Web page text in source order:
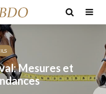
Mesures et